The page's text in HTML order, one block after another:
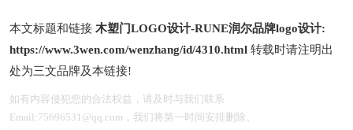
本文标题和链接 木塑门LOGO设计-RUNE润尔品牌logo设计:
https://www.3wen.com/wenzhang/id/4310.html 转载时请注明出
处为三文品牌及本链接!
如有内容侵犯您的合法权益，请及时与我们联系
Email:75696531@qq.com，我们将第一时间安排删除。